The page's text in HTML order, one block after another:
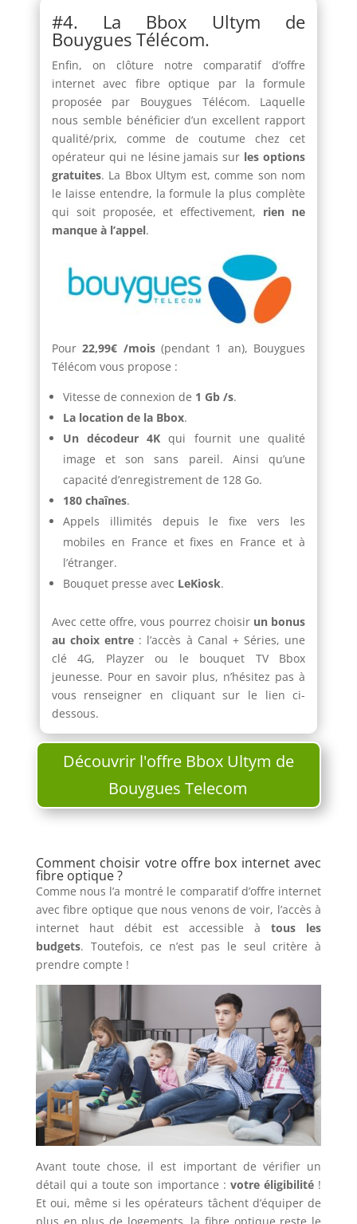
#4. La Bbox Ultym de
Bouygues Télécom.
Enfin, on clôture notre comparatif d’offre
internet avec fibre optique par la formule
proposée par Bouygues Télécom. Laquelle
nous semble bénéficier d’un excellent rapport
qualité/prix, comme de coutume chez cet
opérateur qui ne lésine jamais sur les options
gratuites. La Bbox Ultym est, comme son nom
le laisse entendre, la formule la plus complète
qui soit proposée, et effectivement, rien ne
manque à l’appel.
Pour22,99€ /mois(pendant 1 an), Bouygues
Télécom vous propose :
Vitesse de connexion de 1 Gb /s.
La location de la Bbox.
Un décodeur 4K qui fournit une qualité
image et son sans pareil. Ainsi qu’une
capacité d’enregistrement de 128 Go.
180 chaînes.
Appels illimités depuis le fixe vers les
mobiles en France et fixes en France et à
l’étranger.
Bouquet presse avec LeKiosk.
Avec cette offre, vous pourrez choisir un bonus
au choix entre : l’accès à Canal + Séries, une
clé 4G, Playzer ou le bouquet TV Bbox
jeunesse. Pour en savoir plus, n’hésitez pas à
vous renseigner en cliquant sur le lien ci-
dessous.
Découvrir l'offre Bbox Ultym de
Bouygues Telecom
Comment choisir votre offre box internet avec
fibre optique ?
Comme nous l’a montré le comparatif d’offre internet
avec fibre optique que nous venons de voir, l’accès à
internet haut débit est accessible à tous les
budgets. Toutefois, ce n’est pas le seul critère à
prendre compte !
Avant toute chose, il est important de vérifier un
détail qui a toute son importance : votre éligibilité !
Et oui, même si les opérateurs tâchent d’équiper de